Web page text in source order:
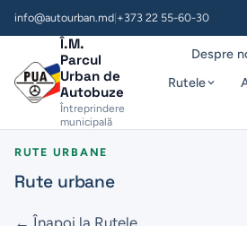
info@autourban.md +373 22 55-60-30
Î.M.
Parcul
Urban de
Autobuze
Întreprindere
municipală
Despre
Rutele
RUTE URBANE
Rute urbane